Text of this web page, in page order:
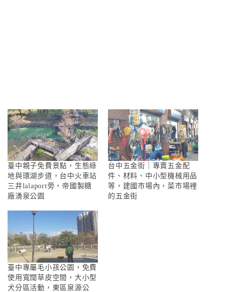
臺中親子免費景點，生態綠
地與環湖步道，台中火車站
三井lalaport旁，帝國製糖
廠湧泉公園
台中五金街｜專賣五金配
件、材料、中小型機械用品
等，建國市場內，菜市場裡
的五金街
臺中專屬毛小孩公園，免費
使用寬闊草皮空間，大小型
犬分區活動，東區泉源公